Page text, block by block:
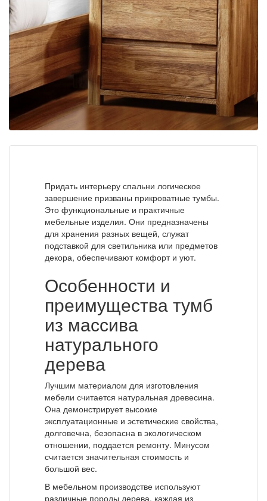
Придать интерьеру спальни логическое
завершение призваны прикроватные тумбы.
Это функциональные и практичные
мебельные изделия. Они предназначены
для хранения разных вещей, служат
подставкой для светильника или предметов
декора, обеспечивают комфорт и уют.
Особенности и
преимущества тумб
из массива
натурального
дерева
Лучшим материалом для изготовления
мебели считается натуральная древесина.
Она демонстрирует высокие
эксплуатационные и эстетические свойства,
долговечна, безопасна в экологическом
отношении, поддается ремонту. Минусом
считается значительная стоимость и
большой вес.
В мебельном производстве используют
различные породы дерева, каждая из